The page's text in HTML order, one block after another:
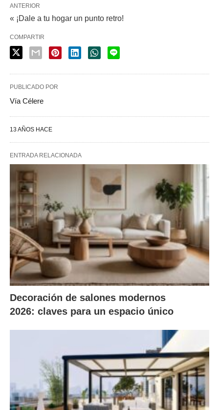
ANTERIOR
« ¡Dale a tu hogar un punto retro!
COMPARTIR
PUBLICADO POR
Vía Célere
13 AÑOS HACE
ENTRADA RELACIONADA
Decoración de salones modernos
2026: claves para un espacio único